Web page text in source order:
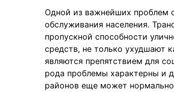
Одной из важнейших проблем
обслуживания населения.
пропускной способности
средств, не только ухудшают
являются препятствием для
рода проблемы характерны и
районов еще может